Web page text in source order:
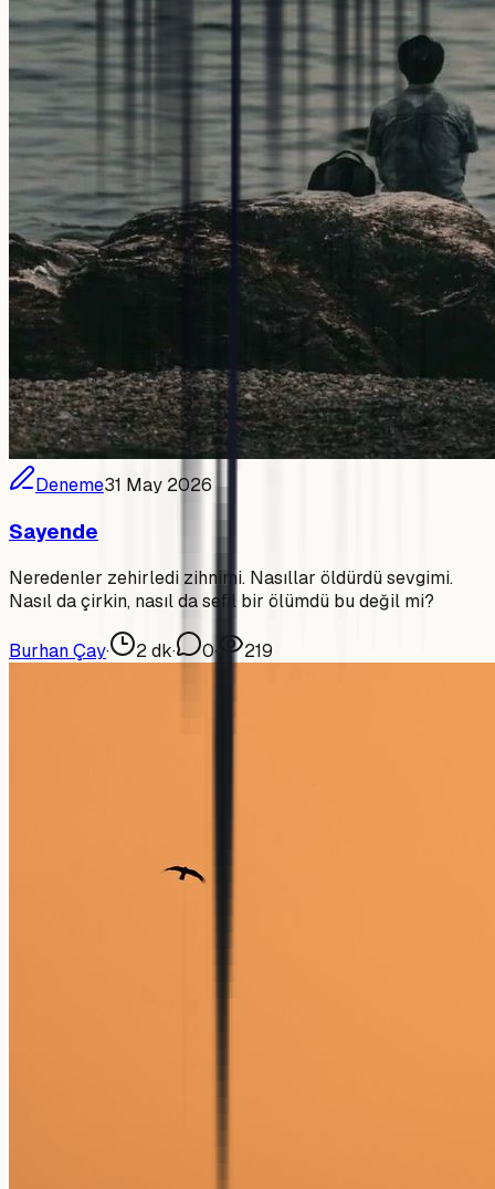
Deneme31 May 2026
Sayende
Neredenler zehirledi zihnimi. Nasıllar öldürdü sevgimi.
Nasıl da çirkin, nasıl da sefil bir ölümdü bu değil mi?
Burhan Çay· 2dk· 0· 219